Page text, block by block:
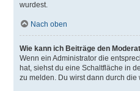
wurdest.
Nach oben
Wie kann ich Beiträge den
Wenn ein Administrator die
hat, siehst du eine Schaltfläche in
zu melden. Du wirst dann durch die